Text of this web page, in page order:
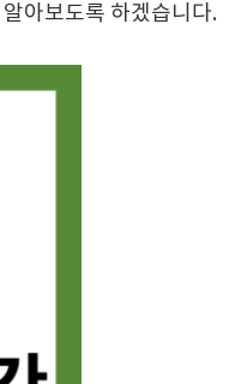
아보도록 하겠습니다.